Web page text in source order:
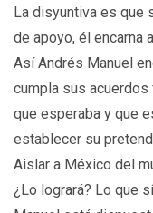
La disyuntiva es que
de apoyo, él encarna
Así Andrés Manuel
cumpla sus acuerdos
que esperaba y que
establecer su
Aislar a México del
¿Lo logrará? Lo que